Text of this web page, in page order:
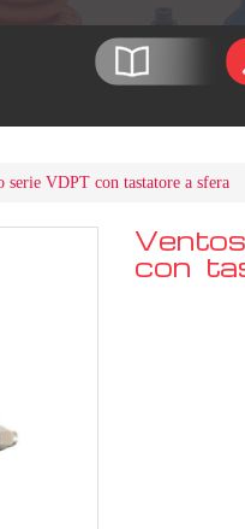
serie VDPT con tastatore a sfera
con